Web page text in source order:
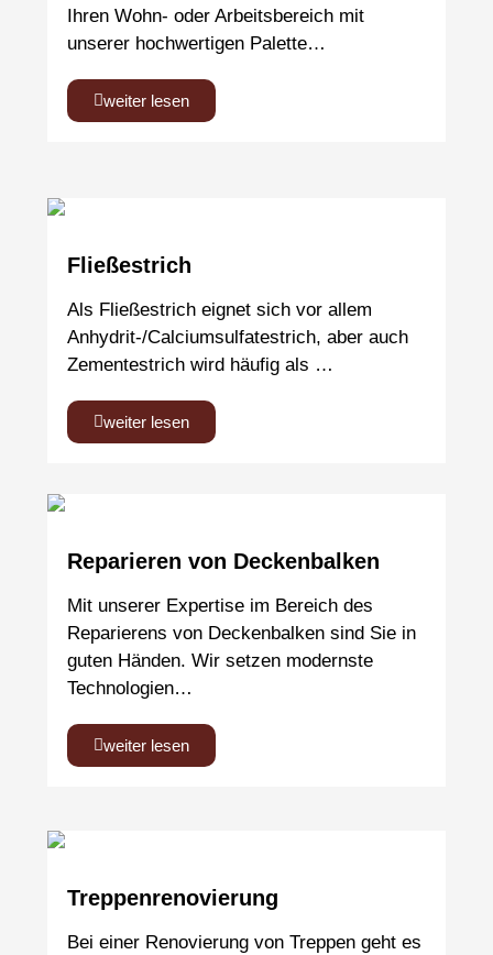
Ihren Wohn- oder Arbeitsbereich mit
unserer hochwertigen Palette…
weiter lesen
Fließestrich
Als Fließestrich eignet sich vor allem
Anhydrit-/Calciumsulfatestrich, aber auch
Zementestrich wird häufig als …
weiter lesen
Reparieren von Deckenbalken
Mit unserer Expertise im Bereich des
Reparierens von Deckenbalken sind Sie in
guten Händen. Wir setzen modernste
Technologien…
weiter lesen
Treppenrenovierung
Bei einer Renovierung von Treppen geht es